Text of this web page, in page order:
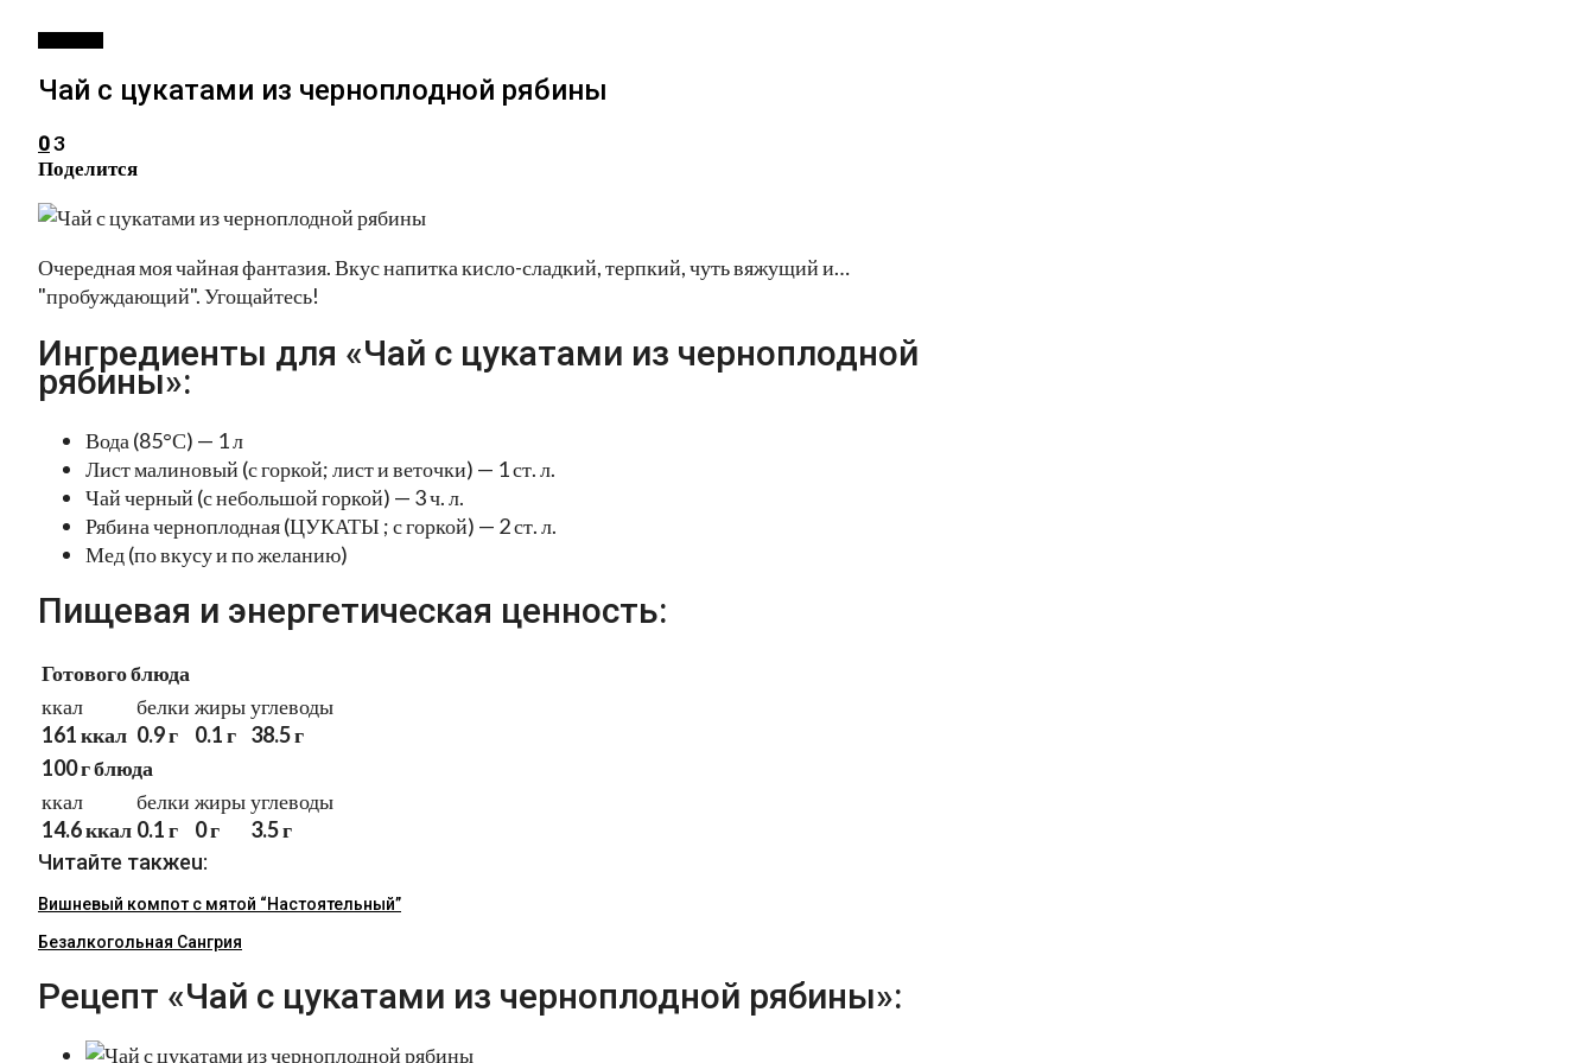
Чай с цукатами из черноплодной рябины
03
Поделится
Очередная моя чайная фантазия. Вкус напитка кисло-сладкий, терпкий, чуть вяжущий и…
"пробуждающий". Угощайтесь!
Ингредиенты для «Чай с цукатами из черноплодной
рябины»:
Вода (85°С) — 1 л
Лист малиновый (с горкой; лист и веточки) — 1 ст. л.
Чай черный (с небольшой горкой) — 3 ч. л.
Рябина черноплодная (ЦУКАТЫ ; с горкой) — 2 ст. л.
Мед (по вкусу и по желанию)
Пищевая и энергетическая ценность:
Готового блюда
ккал
161 ккал
белки
0.9 г
жиры
0.1 г
углеводы
38.5 г
100 г блюда
ккал
14.6 ккал
белки
0.1 г
жиры
0 г
углеводы
3.5 г
Читайте такжеu:
Вишневый компот с мятой “Настоятельный”
Безалкогольная Сангрия
Рецепт «Чай с цукатами из черноплодной рябины»: